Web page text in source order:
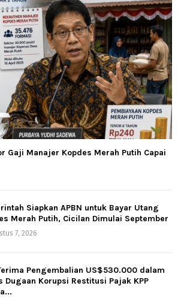
Gaji Manajer Kopdes Merah Putih Capai
Siapkan APBN untuk Bayar Utang
Merah Putih, Cicilan Dimulai September
7, 2026
Pengembalian US$530.000 dalam
Dugaan Korupsi Restitusi Pajak KPP